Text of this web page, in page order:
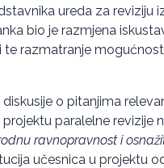
ureda za reviziju
bio je razmjena
razmatranje
o pitanjima
paralelne revizije
ravnopravnost i
učesnica u projektu